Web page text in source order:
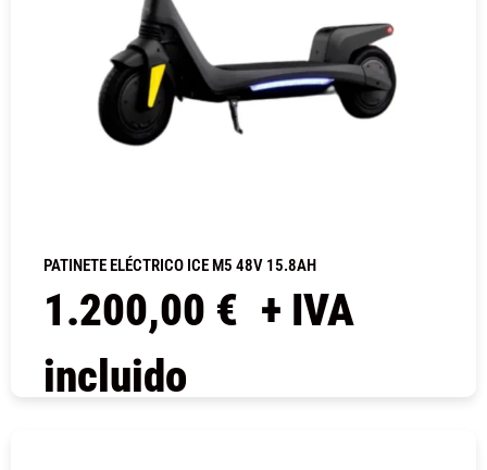
PATINETE ELÉCTRICO ICE M5 48V 15.8AH
1.200,00 € + IVA
incluido